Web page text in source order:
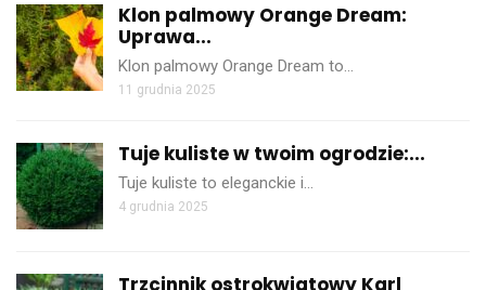
Klon palmowy Orange Dream:
Uprawa...
Klon palmowy Orange Dream to…
11 grudnia 2025
Tuje kuliste w twoim ogrodzie:...
Tuje kuliste to eleganckie i…
4 grudnia 2025
Trzcinnik ostrokwiatowy Karl